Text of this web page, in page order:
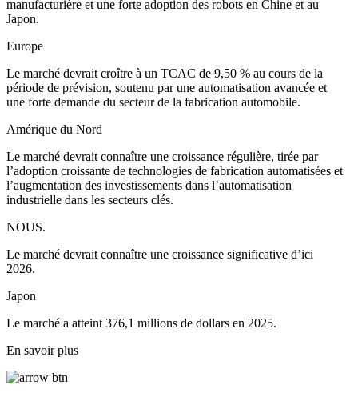
manufacturière et une forte adoption des robots en Chine et au
Japon.
Europe
Le marché devrait croître à un TCAC de 9,50 % au cours de la
période de prévision, soutenu par une automatisation avancée et
une forte demande du secteur de la fabrication automobile.
Amérique du Nord
Le marché devrait connaître une croissance régulière, tirée par
l’adoption croissante de technologies de fabrication automatisées et
l’augmentation des investissements dans l’automatisation
industrielle dans les secteurs clés.
NOUS.
Le marché devrait connaître une croissance significative d’ici
2026.
Japon
Le marché a atteint 376,1 millions de dollars en 2025.
En savoir plus